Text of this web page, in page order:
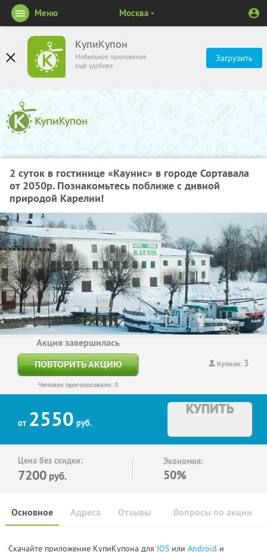
КупиКупон
Мобильное приложение
ещё удобнее
Загрузить
Меню Москва
2 суток в гостинице «Каунис» в городе Сортавала
от 2050р. Познакомьтесь поближе с дивной
природой Карелии!
Купили: 3
Акция завершилась
ПОВТОРИТЬ АКЦИЮ
Человек проголосовало: 0
от 2550 руб.
КУПИТЬ
Цена без скидки:
7200 руб.
Экономия:
50%
Основное Отзывы Вопросы по акции
Адреса
Скачайте приложение КупиКупона для IOS или Android и